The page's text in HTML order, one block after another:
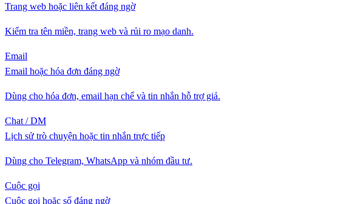
Trang web hoặc liên kết đáng ngờ
Kiểm tra tên miền, trang web và rủi ro mạo danh.
Email
Email hoặc hóa đơn đáng ngờ
Dùng cho hóa đơn, email hạn chế và tin nhắn hỗ trợ giả.
Chat / DM
Lịch sử trò chuyện hoặc tin nhắn trực tiếp
Dùng cho Telegram, WhatsApp và nhóm đầu tư.
Cuộc gọi
Cuộc gọi hoặc số đáng ngờ